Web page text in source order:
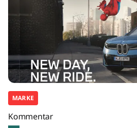
MARKE
Kommentar